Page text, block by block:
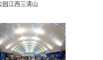
园江西三清山